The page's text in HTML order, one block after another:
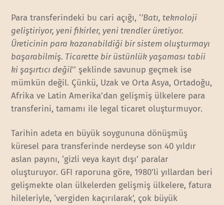
Para transferindeki bu cari açığı, ‘’Batı, teknoloji
geliştiriyor, yeni fikirler, yeni trendler üretiyor.
Üreticinin para kazanabildiği bir sistem oluşturmayı
başarabilmiş. Ticarette bir üstünlük yaşaması tabii
ki şaşırtıcı değil’’ şeklinde savunup geçmek ise
mümkün değil. Çünkü, Uzak ve Orta Asya, Ortadoğu,
Afrika ve Latin Amerika’dan gelişmiş ülkelere para
transferini, tamamı ile legal ticaret oluşturmuyor.
Tarihin adeta en büyük soygununa dönüşmüş
küresel para transferinde nerdeyse son 40 yıldır
aslan payını, ‘gizli veya kayıt dışı’ paralar
oluşturuyor. GFI raporuna göre, 1980’li yıllardan beri
gelişmekte olan ülkelerden gelişmiş ülkelere, fatura
hileleriyle, ‘vergiden kaçırılarak’, çok büyük